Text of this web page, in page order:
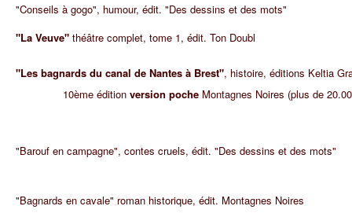
"Conseils à gogo", humour, édit. "Des dessins et des mots"
"La Veuve" théâtre complet, tome 1, édit. Ton Doubl
"Les bagnards du canal de Nantes à Brest", histoire, éditions Keltia
10ème édition version poche Montagnes Noires (plus de
"Barouf en campagne", contes cruels, édit. "Des dessins et des mots"
"Bagnards en cavale" roman historique, édit. Montagnes Noires